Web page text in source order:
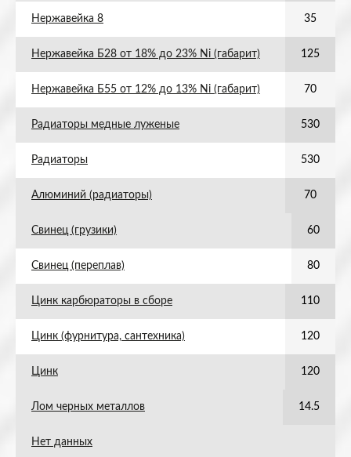
Нержавейка 8 35
Нержавейка Б28 от 18% до 23% Ni (габарит) 125
Нержавейка Б55 от 12% до 13% Ni (габарит) 70
Радиаторы медные луженые 530
Радиаторы 530
Алюминий (радиаторы) 70
Свинец (грузики) 60
Свинец (переплав) 80
Цинк карбюраторы в сборе 110
Цинк (фурнитура, сантехника) 120
Цинк 120
Лом черных металлов 14.5
Нет данных